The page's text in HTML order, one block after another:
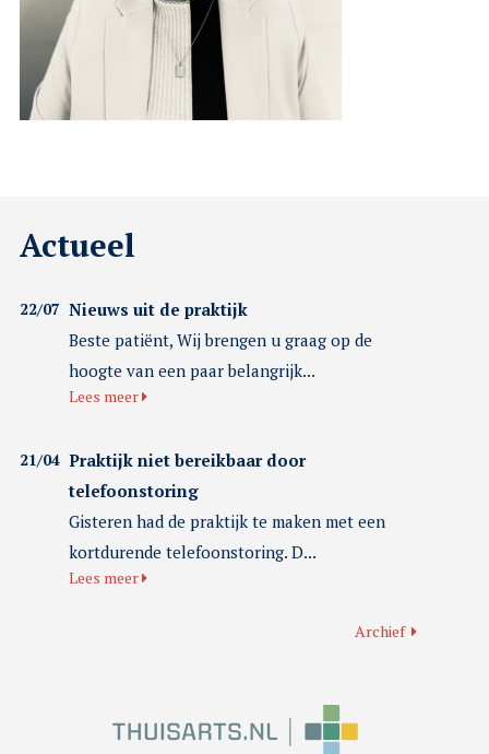
Actueel
22/07 Nieuws uit de praktijk
Beste patiënt, Wij brengen u graag op de
hoogte van een paar belangrijk...
Lees meer
21/04 Praktijk niet bereikbaar door
telefoonstoring
Gisteren had de praktijk te maken met een
kortdurende telefoonstoring. D...
Lees meer
Archief